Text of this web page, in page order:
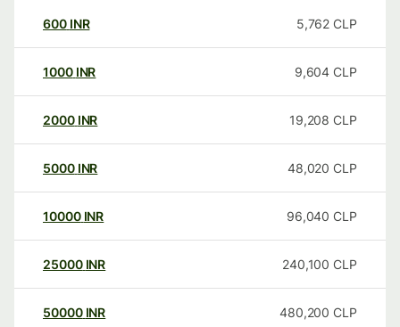
600 INR 5,762 CLP
1000 INR 9,604 CLP
2000 INR 19,208 CLP
5000 INR 48,020 CLP
10000 INR 96,040 CLP
25000 INR 240,100 CLP
50000 INR 480,200 CLP